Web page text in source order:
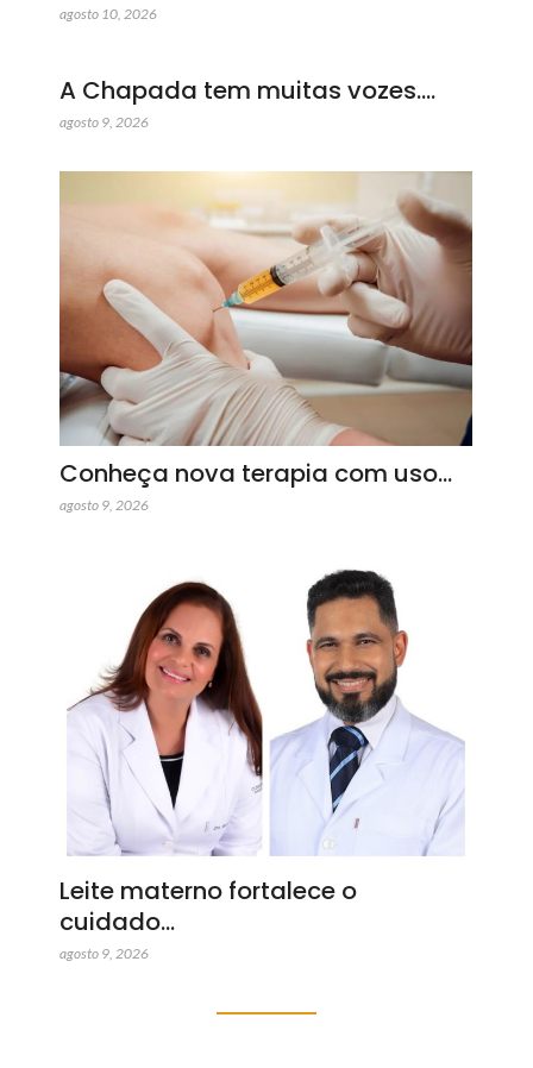
agosto 10, 2026
A Chapada tem muitas vozes.…
agosto 9, 2026
Conheça nova terapia com uso…
agosto 9, 2026
Leite materno fortalece o
cuidado…
agosto 9, 2026